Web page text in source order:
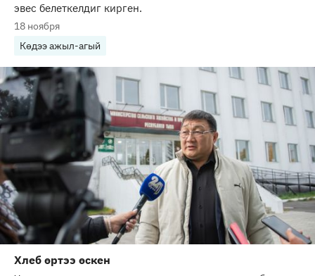
эвес белеткелдиг кирген.
18 ноября
Көдээ ажыл-агый
Хлеб өртээ өскен